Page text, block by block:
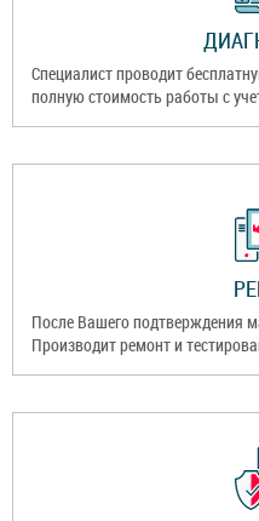
Специалист проводит
полную стоимость работы с
После Вашего подтверждения
Производит ремонт и